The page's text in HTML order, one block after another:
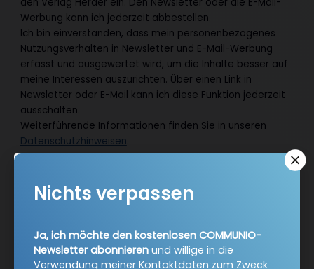
Werbung kann ich jederzeit abbestellen.
Ich bin einverstanden, dass mein personenbezogenes
Nutzungsverhalten in Newsletter und E-Mail-Werbung
erfasst und ausgewertet wird, um die Inhalte besser auf
meine Interessen auszurichten. Über einen Link in
Newsletter oder E-Mail kann ich diese Funktion jederzeit
ausschalten.
Weiterführende Informationen finden Sie in unseren
Datenschutzhinweisen.
Jetzt anmelden
Nichts verpassen
Ja, ich möchte den kostenlosen COMMUNIO-
Newsletter abonnieren und willige in die
Verwendung meiner Kontaktdaten zum Zweck